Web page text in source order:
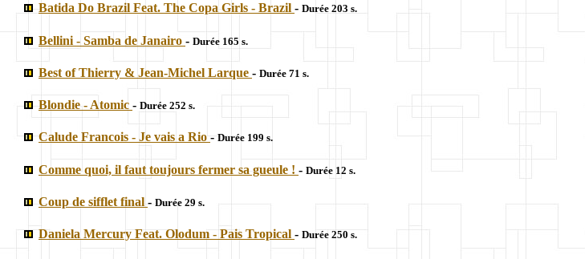
Batida Do Brazil Feat. The Copa Girls - Brazil - Durée 203 s.
Bellini - Samba de Janairo - Durée 165 s.
Best of Thierry & Jean-Michel Larque - Durée 71 s.
Blondie - Atomic - Durée 252 s.
Calude Francois - Je vais a Rio - Durée 199 s.
Comme quoi, il faut toujours fermer sa gueule ! - Durée 12 s.
Coup de sifflet final - Durée 29 s.
Daniela Mercury Feat. Olodum - Pais Tropical - Durée 250 s.